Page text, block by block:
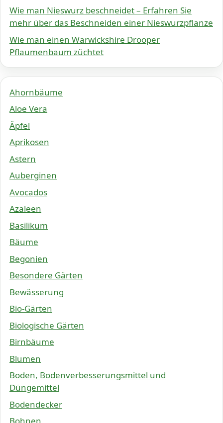
Wie man Nieswurz beschneidet – Erfahren Sie
mehr über das Beschneiden einer Nieswurzpflanze
Wie man einen Warwickshire Drooper
Pflaumenbaum züchtet
Ahornbäume
Aloe Vera
Äpfel
Aprikosen
Astern
Auberginen
Avocados
Azaleen
Basilikum
Bäume
Begonien
Besondere Gärten
Bewässerung
Bio-Gärten
Biologische Gärten
Birnbäume
Blumen
Boden, Bodenverbesserungsmittel und
Düngemittel
Bodendecker